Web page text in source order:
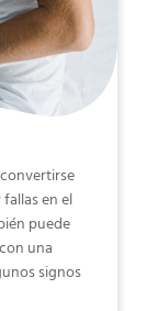
en el
puede
una
signos